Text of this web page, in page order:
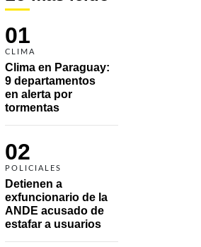
01
CLIMA
Clima en Paraguay:
9 departamentos
en alerta por
tormentas
02
POLICIALES
Detienen a
exfuncionario de la
ANDE acusado de
estafar a usuarios